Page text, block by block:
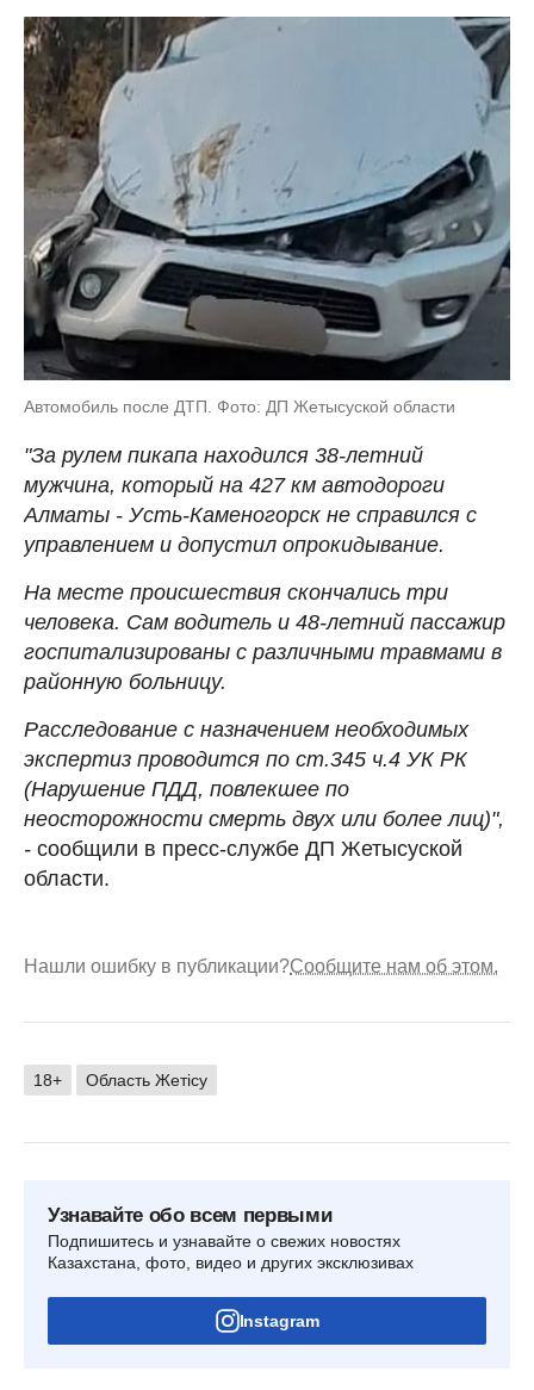
Автомобиль после ДТП. Фото: ДП Жетысуской области
"За рулем пикапа находился 38-летний
мужчина, который на 427 км автодороги
Алматы - Усть-Каменогорск не справился с
управлением и допустил опрокидывание.
На месте происшествия скончались три
человека. Сам водитель и 48-летний пассажир
госпитализированы с различными травмами в
районную больницу.
Расследование с назначением необходимых
экспертиз проводится по ст.345 ч.4 УК РК
(Нарушение ПДД, повлекшее по
неосторожности смерть двух или более лиц)",
- сообщили в пресс-службе ДП Жетысуской
области.
Нашли ошибку в публикации?Сообщите нам об этом.
18+ Область Жетісу
Узнавайте обо всем первыми
Подпишитесь и узнавайте о свежих новостях
Казахстана, фото, видео и других эксклюзивах
Instagram